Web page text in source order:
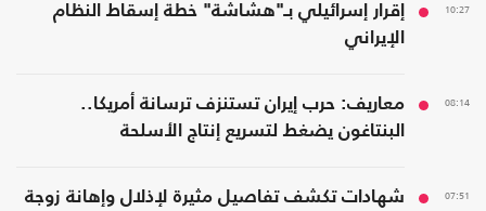
10:27
إقرار إسرائيلي بـ"هشاشة" خطة إسقاط النظام
الإيراني
08:14
معاريف: حرب إيران تستنزف ترسانة أمريكا..
البنتاغون يضغط لتسريع إنتاج الأسلحة
07:51
شهادات تكشف تفاصيل مثيرة لإذلال وإهانة زوجة